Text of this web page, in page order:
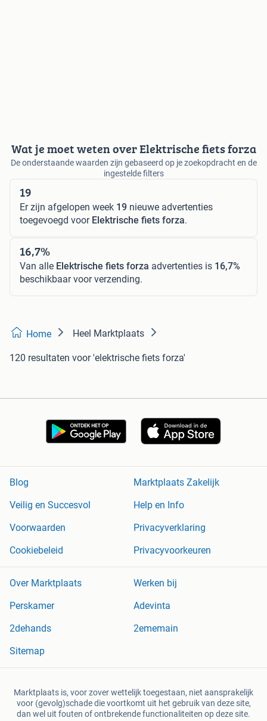
Wat je moet weten over Elektrische fiets forza
De onderstaande waarden zijn gebaseerd op je zoekopdracht en de
ingestelde filters
19
Er zijn afgelopen week 19 nieuwe advertenties
toegevoegd voor Elektrische fiets forza.
16,7%
Van alle Elektrische fiets forza advertenties is 16,7%
beschikbaar voor verzending.
Home Heel Marktplaats
120 resultaten voor 'elektrische fiets forza'
Blog
Marktplaats Zakelijk
Veilig en Succesvol
Help en Info
Voorwaarden
Privacyverklaring
Cookiebeleid
Privacyvoorkeuren
Over Marktplaats
Werken bij
Perskamer
Adevinta
2dehands
2ememain
Sitemap
Marktplaats is, voor zover wettelijk toegestaan, niet aansprakelijk
voor (gevolg)schade die voortkomt uit het gebruik van deze site,
dan wel uit fouten of ontbrekende functionaliteiten op deze site.